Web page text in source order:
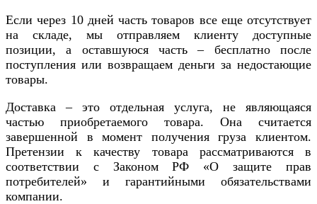
Если через 10 дней часть товаров все еще отсутствует
на складе, мы отправляем клиенту доступные
позиции, а оставшуюся часть – бесплатно после
поступления или возвращаем деньги за недостающие
товары.
Доставка – это отдельная услуга, не являющаяся
частью приобретаемого товара. Она считается
завершенной в момент получения груза клиентом.
Претензии к качеству товара рассматриваются в
соответствии с Законом РФ «О защите прав
потребителей» и гарантийными обязательствами
компании.